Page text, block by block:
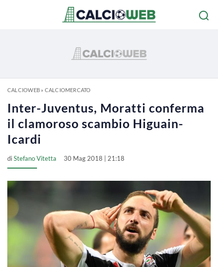
CALCIOWEB» CALCIOMERCATO
Inter-Juventus, Moratti conferma
il clamoroso scambio Higuain-
Icardi
diStefano Vitetta 30 Mag 2018 | 21:18